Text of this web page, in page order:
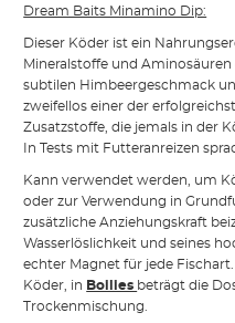
Dream Baits Minamino Dip:
Dieser Köder ist ein
Mineralstoffe und
subtilen Himbeergeschmack
zweifellos einer der
Zusatzstoffe, die jemals in der
In Tests mit Futteranreizen
Kann verwendet werden, um
oder zur Verwendung in
zusätzliche Anziehungskraft
Wasserlöslichkeit und seines
echter Magnet für jede
Köder, in Boilies beträgt die
Trockenmischung.